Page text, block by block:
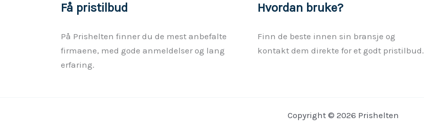
Få pristilbud
På Prishelten finner du de mest anbefalte
firmaene, med gode anmeldelser og lang
erfaring.
Hvordan bruke?
Finn de beste innen sin bransje og
kontakt dem direkte for et godt pristilbud.
Copyright © 2026 Prishelten